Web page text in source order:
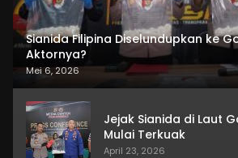
Sianida Filipina Diselundupkan ke
Aktornya?
Mei 6, 2026
Jejak Sianida di Laut
Mulai Terkuak
April 23, 2026